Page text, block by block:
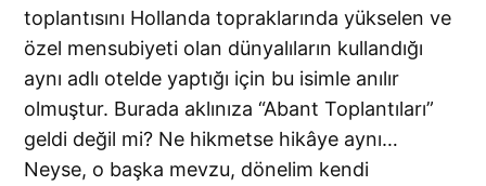
toplantısını Hollanda topraklarında yükselen ve
özel mensubiyeti olan dünyalıların kullandığı
aynı adlı otelde yaptığı için bu isimle anılır
olmuştur. Burada aklınıza “Abant Toplantıları”
geldi değil mi? Ne hikmetse hikâye aynı…
Neyse, o başka mevzu, dönelim kendi